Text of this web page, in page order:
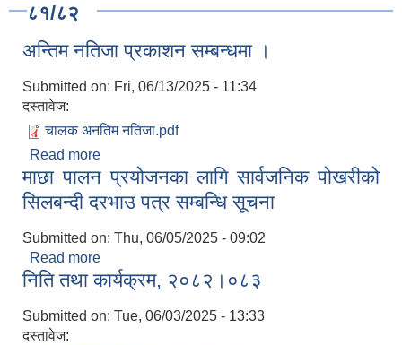
८१/८२
अन्तिम नतिजा प्रकाशन सम्बन्धमा ।
Submitted on: Fri, 06/13/2025 - 11:34
दस्तावेज:
चालक अनतिम नतिजा.pdf
Read more
माछा पालन प्रयोजनका लागि सार्वजनिक पोखरीको
सिलबन्दी दरभाउ पत्र सम्बन्धि सूचना
Submitted on: Thu, 06/05/2025 - 09:02
Read more
सिलबन्दी दरभाउ पत्र सम्बन्धि सूचना
निति तथा कार्यक्रम, २०८२।०८३
Submitted on: Tue, 06/03/2025 - 13:33
दस्तावेज: